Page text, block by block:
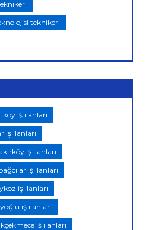
teknikeri
iş ilanları
iş ilanları
iş ilanları
iş ilanları
iş ilanları
iş ilanları
iş ilanları